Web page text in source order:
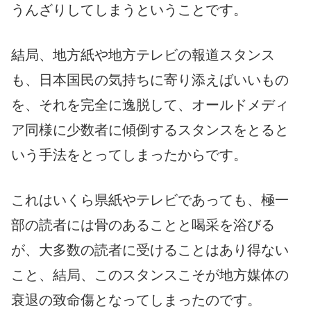
うんざりしてしまうということです。
結局、地方紙や地方テレビの報道スタンス
も、日本国民の気持ちに寄り添えばいいもの
を、それを完全に逸脱して、オールドメディ
ア同様に少数者に傾倒するスタンスをとると
いう手法をとってしまったからです。
これはいくら県紙やテレビであっても、極一
部の読者には骨のあることと喝采を浴びる
が、大多数の読者に受けることはあり得ない
こと、結局、このスタンスこそが地方媒体の
衰退の致命傷となってしまったのです。